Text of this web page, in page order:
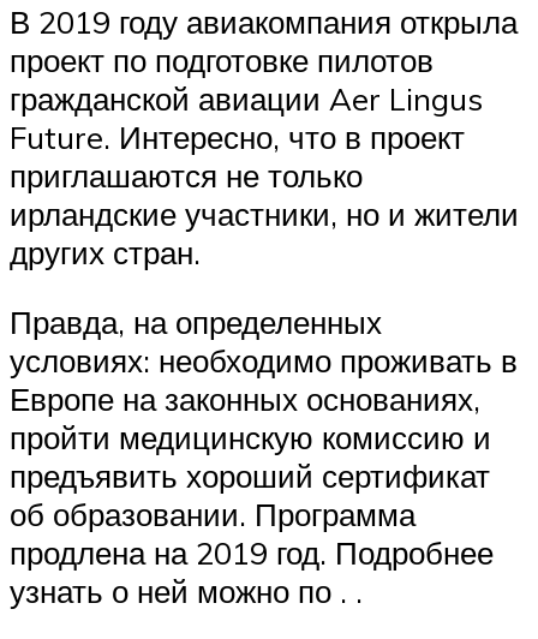
В 2019 году авиакомпания открыла
проект по подготовке пилотов
гражданской авиации Aer Lingus
Future. Интересно, что в проект
приглашаются не только
ирландские участники, но и жители
других стран.
Правда, на определенных
условиях: необходимо проживать в
Европе на законных основаниях,
пройти медицинскую комиссию и
предъявить хороший сертификат
об образовании. Программа
продлена на 2019 год. Подробнее
узнать о ней можно по . .